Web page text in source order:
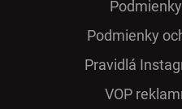
Podmienky
Pra­vidlá
VOP